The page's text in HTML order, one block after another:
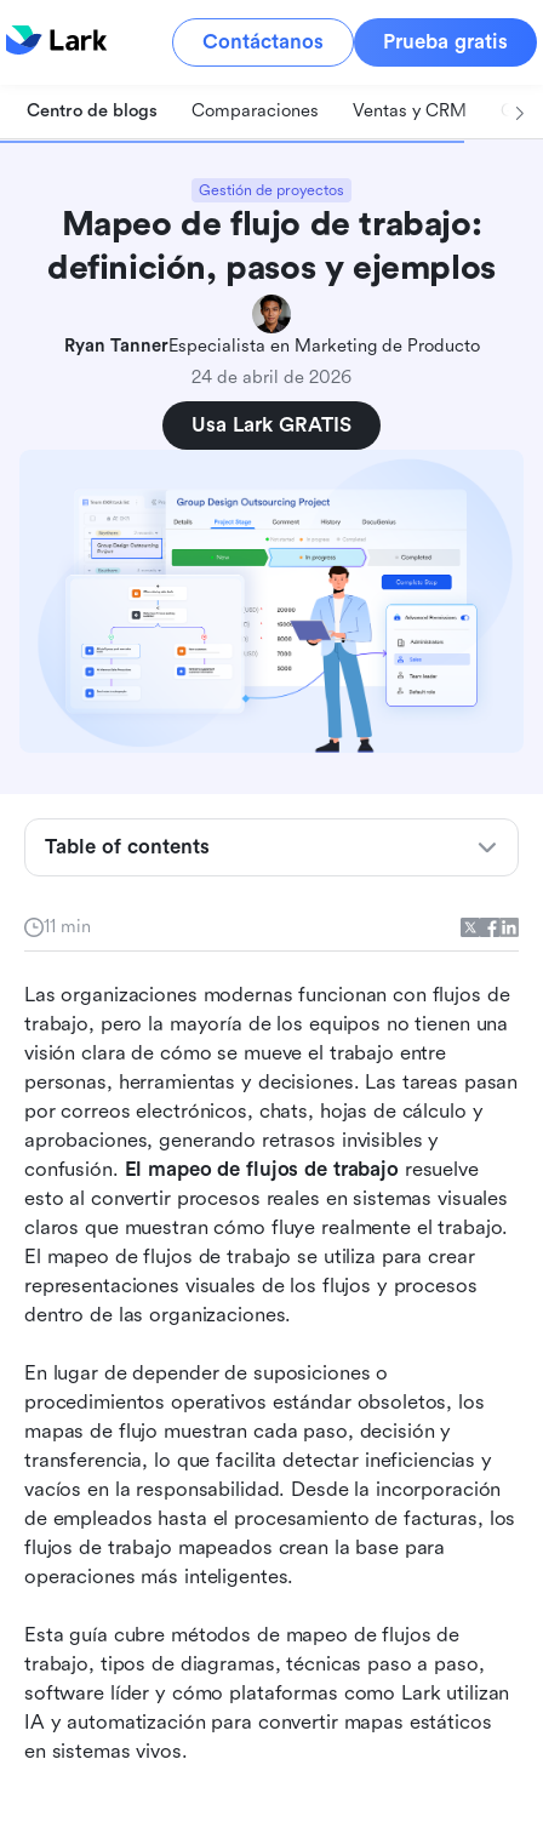
Contáctanos Prueba gratis
Centro de blogs Comparaciones Ventas y CRM
Gestión de proyectos
Mapeo de flujo de trabajo:
definición, pasos y ejemplos
Ryan TannerEspecialista en Marketing de Producto
24 de abril de 2026
Usa Lark GRATIS
11 min
Las organizaciones modernas funcionan con flujos de
trabajo, pero la mayoría de los equipos no tienen una
visión clara de cómo se mueve el trabajo entre
personas, herramientas y decisiones. Las tareas pasan
por correos electrónicos, chats, hojas de cálculo y
aprobaciones, generando retrasos invisibles y
confusión. El mapeo de flujos de trabajo resuelve
esto al convertir procesos reales en sistemas visuales
claros que muestran cómo fluye realmente el trabajo.
El mapeo de flujos de trabajo se utiliza para crear
representaciones visuales de los flujos y procesos
dentro de las organizaciones.
En lugar de depender de suposiciones o
procedimientos operativos estándar obsoletos, los
mapas de flujo muestran cada paso, decisión y
transferencia, lo que facilita detectar ineficiencias y
vacíos en la responsabilidad. Desde la incorporación
de empleados hasta el procesamiento de facturas, los
flujos de trabajo mapeados crean la base para
operaciones más inteligentes.
Esta guía cubre métodos de mapeo de flujos de
trabajo, tipos de diagramas, técnicas paso a paso,
software líder y cómo plataformas como Lark utilizan
IA y automatización para convertir mapas estáticos
en sistemas vivos.
Table of contents
¿Qué es el mapeo de flujo de trabajo en
términos simples?
5 metodologías para el mapeo de procesos de
flujo de trabajo
Pasos para realizar el mapeo de procesos de
flujo de trabajo
Comienza a mapear: Prueba Lark para visualizar
flujos de trabajo y ponerlos en práctica
Mejores prácticas para el mapeo de procesos
de flujo de trabajo
Conclusión
Preguntas frecuentes
Lectura relacionada